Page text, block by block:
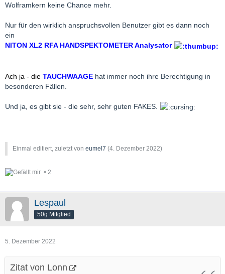
Wolframkern keine Chance mehr.
Nur für den wirklich anspruchsvollen Benutzer gibt es dann noch
ein
NITON XL2 RFA HANDSPEKTOMETER Analysator
Ach ja - die TAUCHWAAGE hat immer noch ihre Berechtigung in
besonderen Fällen.
Und ja, es gibt sie - die sehr, sehr guten FAKES.
Einmal editiert, zuletzt von eumel7 (4. Dezember 2022)
2
Lespaul
50g Mitglied
5. Dezember 2022
Zitat von Lonn